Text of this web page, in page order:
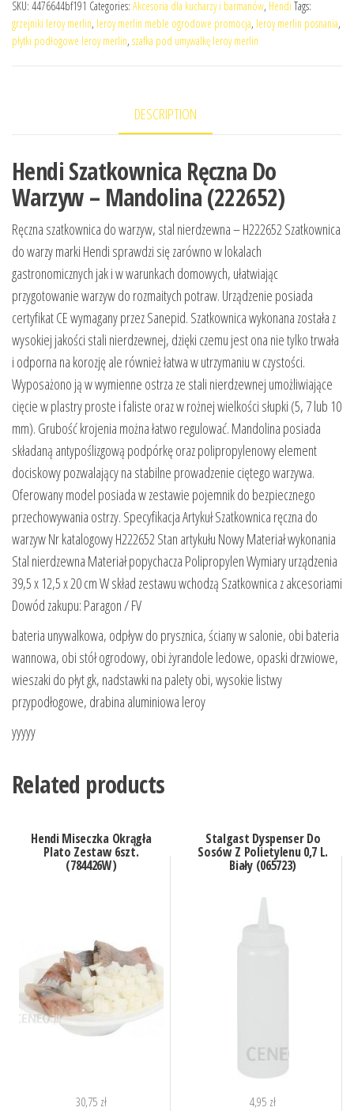
SKU: 4476644bf191 Categories: Akcesoria dla kucharzy i barmanów, Hendi Tags:
grzejniki leroy merlin, leroy merlin meble ogrodowe promocja, leroy merlin posnania,
płytki podłogowe leroy merlin, szafka pod umywalkę leroy merlin
DESCRIPTION
Hendi Szatkownica Ręczna Do
Warzyw – Mandolina (222652)
Ręczna szatkownica do warzyw, stal nierdzewna – H222652 Szatkownica
do warzy marki Hendi sprawdzi się zarówno w lokalach
gastronomicznych jak i w warunkach domowych, ułatwiając
przygotowanie warzyw do rozmaitych potraw. Urządzenie posiada
certyfikat CE wymagany przez Sanepid. Szatkownica wykonana została z
wysokiej jakości stali nierdzewnej, dzięki czemu jest ona nie tylko trwała
i odporna na korozję ale również łatwa w utrzymaniu w czystości.
Wyposażono ją w wymienne ostrza ze stali nierdzewnej umożliwiające
cięcie w plastry proste i faliste oraz w rożnej wielkości słupki (5, 7 lub 10
mm). Grubość krojenia można łatwo regulować. Mandolina posiada
składaną antypoślizgową podpórkę oraz polipropylenowy element
dociskowy pozwalający na stabilne prowadzenie ciętego warzywa.
Oferowany model posiada w zestawie pojemnik do bezpiecznego
przechowywania ostrzy. Specyfikacja Artykuł Szatkownica ręczna do
warzyw Nr katalogowy H222652 Stan artykułu Nowy Materiał wykonania
Stal nierdzewna Materiał popychacza Polipropylen Wymiary urządzenia
39,5 x 12,5 x 20 cm W skład zestawu wchodzą Szatkownica z akcesoriami
Dowód zakupu: Paragon / FV
bateria unywalkowa, odpływ do prysznica, ściany w salonie, obi bateria
wannowa, obi stół ogrodowy, obi żyrandole ledowe, opaski drzwiowe,
wieszaki do płyt gk, nadstawki na palety obi, wysokie listwy
przypodłogowe, drabina aluminiowa leroy
yyyyy
Related products
Hendi Miseczka Okrągła
Plato Zestaw 6szt.
(784426W)
30,75 zł
Stalgast Dyspenser Do
Sosów Z Polietylenu 0,7 L.
Biały (065723)
4,95 zł